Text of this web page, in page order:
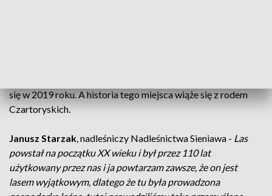
się w 2019 roku. A historia tego miejsca wiąże się z rodem
Czartoryskich.
Janusz Starzak, nadleśniczy Nadleśnictwa Sieniawa - Las
powstał na początku XX wieku i był przez 110 lat
użytkowany przez nas i ja powtarzam zawsze, że on jest
lasem wyjątkowym, dlatego że tu była prowadzona